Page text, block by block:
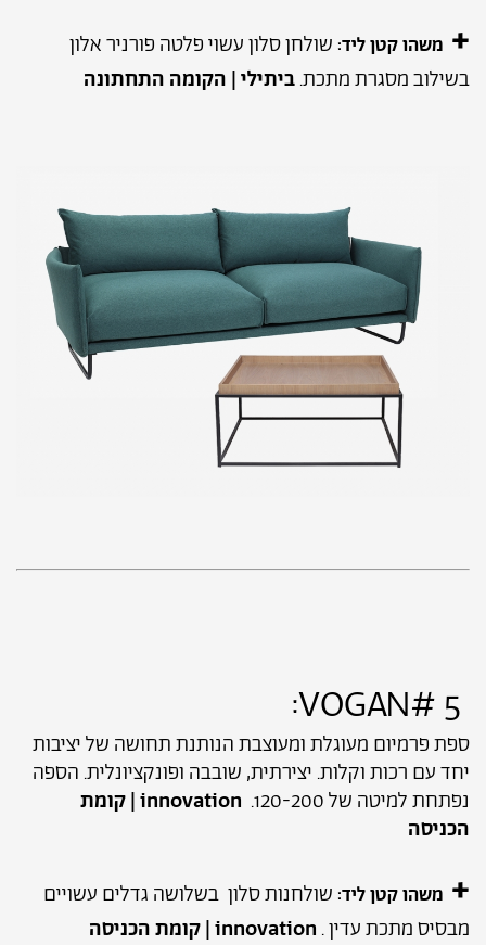
+ משהו קטן ליד: שולחן סלון עשוי פלטה פורניר אלון
בשילוב מסגרת מתכת.ביתילי | הקומה התחתונה
ספת פרמיום מעוגלת ומעוצבת הנותנת תחושה של יציבות
יחד עם רכות וקלות. יצירתית, שובבה ופונקציונלית. הספה
נפתחת למיטה של 120-200.
innovation | קומת
הכניסה
+ משהו קטן ליד: שולחנות סלון בשלושה גדלים עשויים
מבסיס מתכת עדין . innovation | קומת הכניסה